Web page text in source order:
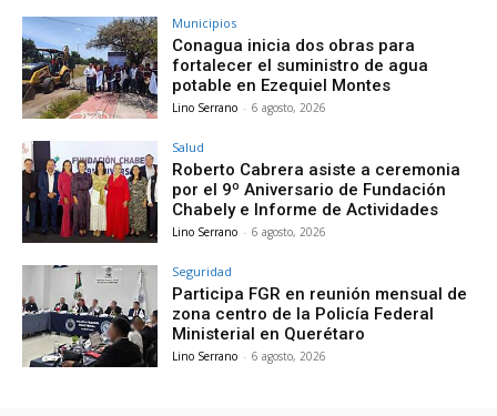
Municipios
Conagua inicia dos obras para
fortalecer el suministro de agua
potable en Ezequiel Montes
Lino Serrano - 6 agosto, 2026
Salud
Roberto Cabrera asiste a ceremonia
por el 9º Aniversario de Fundación
Chabely e Informe de Actividades
Lino Serrano - 6 agosto, 2026
Seguridad
Participa FGR en reunión mensual de
zona centro de la Policía Federal
Ministerial en Querétaro
Lino Serrano - 6 agosto, 2026